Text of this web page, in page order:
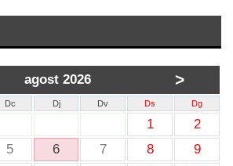
agost 2026 >
Dc Dj Dv Ds Dg
1
2
5 6 7 8
9